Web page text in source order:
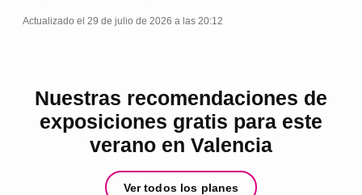
Actualizado el 29 de julio de 2026 a las 20:12
Nuestras recomendaciones de
exposiciones gratis para este
verano en Valencia
Ver todos los planes